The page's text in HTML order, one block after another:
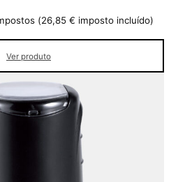
(26,85 € imposto incluído)
Ver produto